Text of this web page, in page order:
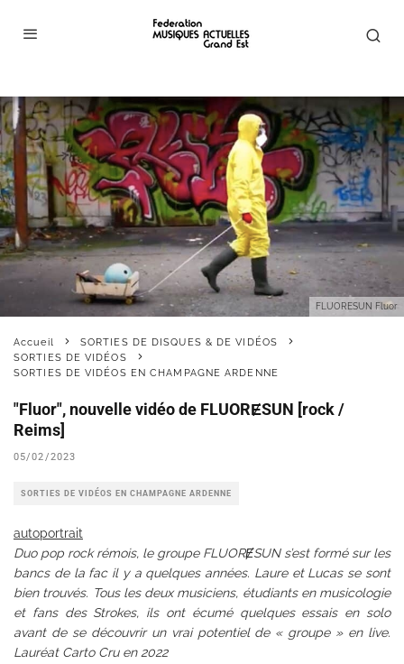
FLUORESUN Fluor
Accueil
SORTIES DE DISQUES & DE VIDÉOS
SORTIES DE VIDÉOS
SORTIES DE VIDÉOS EN CHAMPAGNE ARDENNE
"Fluor", nouvelle vidéo de FLUORɆSUN [rock /
Reims]
05/02/2023
SORTIES DE VIDÉOS EN CHAMPAGNE ARDENNE
autoportrait
Duo pop rock rémois, le groupe FLUORɆSUN s’est formé sur les
bancs de la fac il y a quelques années. Laure et Lucas se sont
bien trouvés. Tous les deux musiciens, étudiants en musicologie
et fans des Strokes, ils ont écumé quelques essais en solo
avant de se découvrir un vrai potentiel de « groupe » en live.
Lauréat Carto Cru en 2022